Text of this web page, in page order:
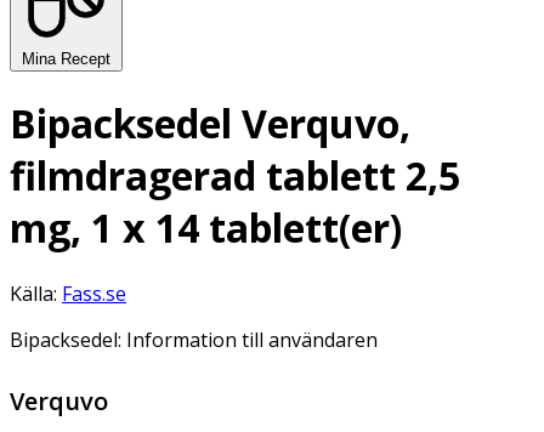
Mina Recept
Bipacksedel Verquvo,
filmdragerad tablett 2,5
mg, 1 x 14 tablett(er)
Källa: Fass.se
Bipacksedel: Information till användaren
Verquvo